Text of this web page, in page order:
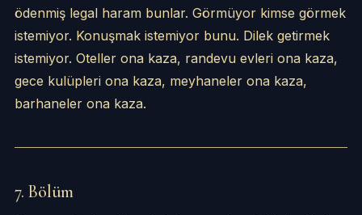
ödenmiş legal haram bunlar. Görmüyor kimse görmek
istemiyor. Konuşmak istemiyor bunu. Dilek getirmek
istemiyor. Oteller ona kaza, randevu evleri ona kaza,
gece kulüpleri ona kaza, meyhaneler ona kaza,
barhaneler ona kaza.
7. Bölüm